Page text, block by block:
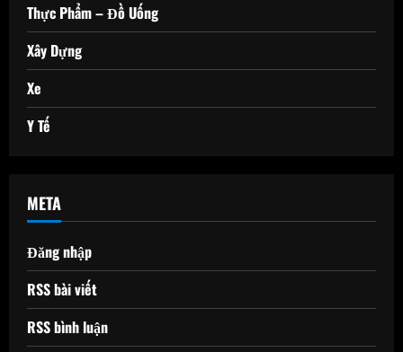
Thực Phẩm – Đồ Uống
Xây Dựng
Xe
Y Tế
META
Đăng nhập
RSS bài viết
RSS bình luận